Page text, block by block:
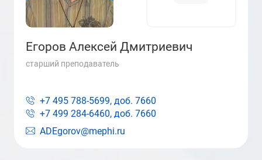
Егоров Алексей Дмитриевич
старший преподаватель
ADEgorov@mephi.ru
+7 495 788-5699, доб. 7660
+7 499 284-6460, доб. 7660